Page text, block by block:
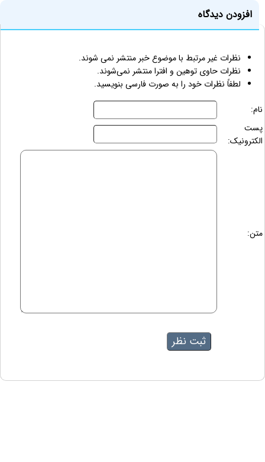
افزودن دیدگاه
نظرات غیر مرتبط با موضوع خبر منتشر نمی شوند.
نظرات حاوی توهین و افترا منتشر نمی‌شوند.
لطفاً نظرات خود را به صورت فارسی بنویسید.
نام:
پست
الکترونیک:
متن: